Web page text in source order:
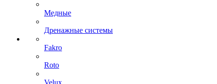
Медные
Дренажные системы
Fakro
Roto
Velux